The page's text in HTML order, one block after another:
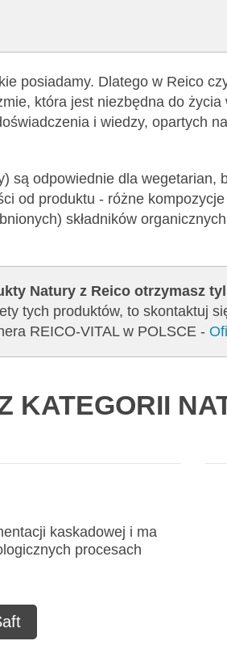
posiadamy. Dlatego w Reico
która jest niezbędna do
i wiedzy, opartych
są odpowiednie dla
od produktu - różne
składników
Natury z Reico otrzymasz
tych produktów, to skontaktuj
REICO-VITAL w POLSCE -
KATEGORII
kaskadowej i ma
procesach